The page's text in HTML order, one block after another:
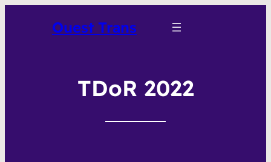
Ouest Trans
TDoR 2022